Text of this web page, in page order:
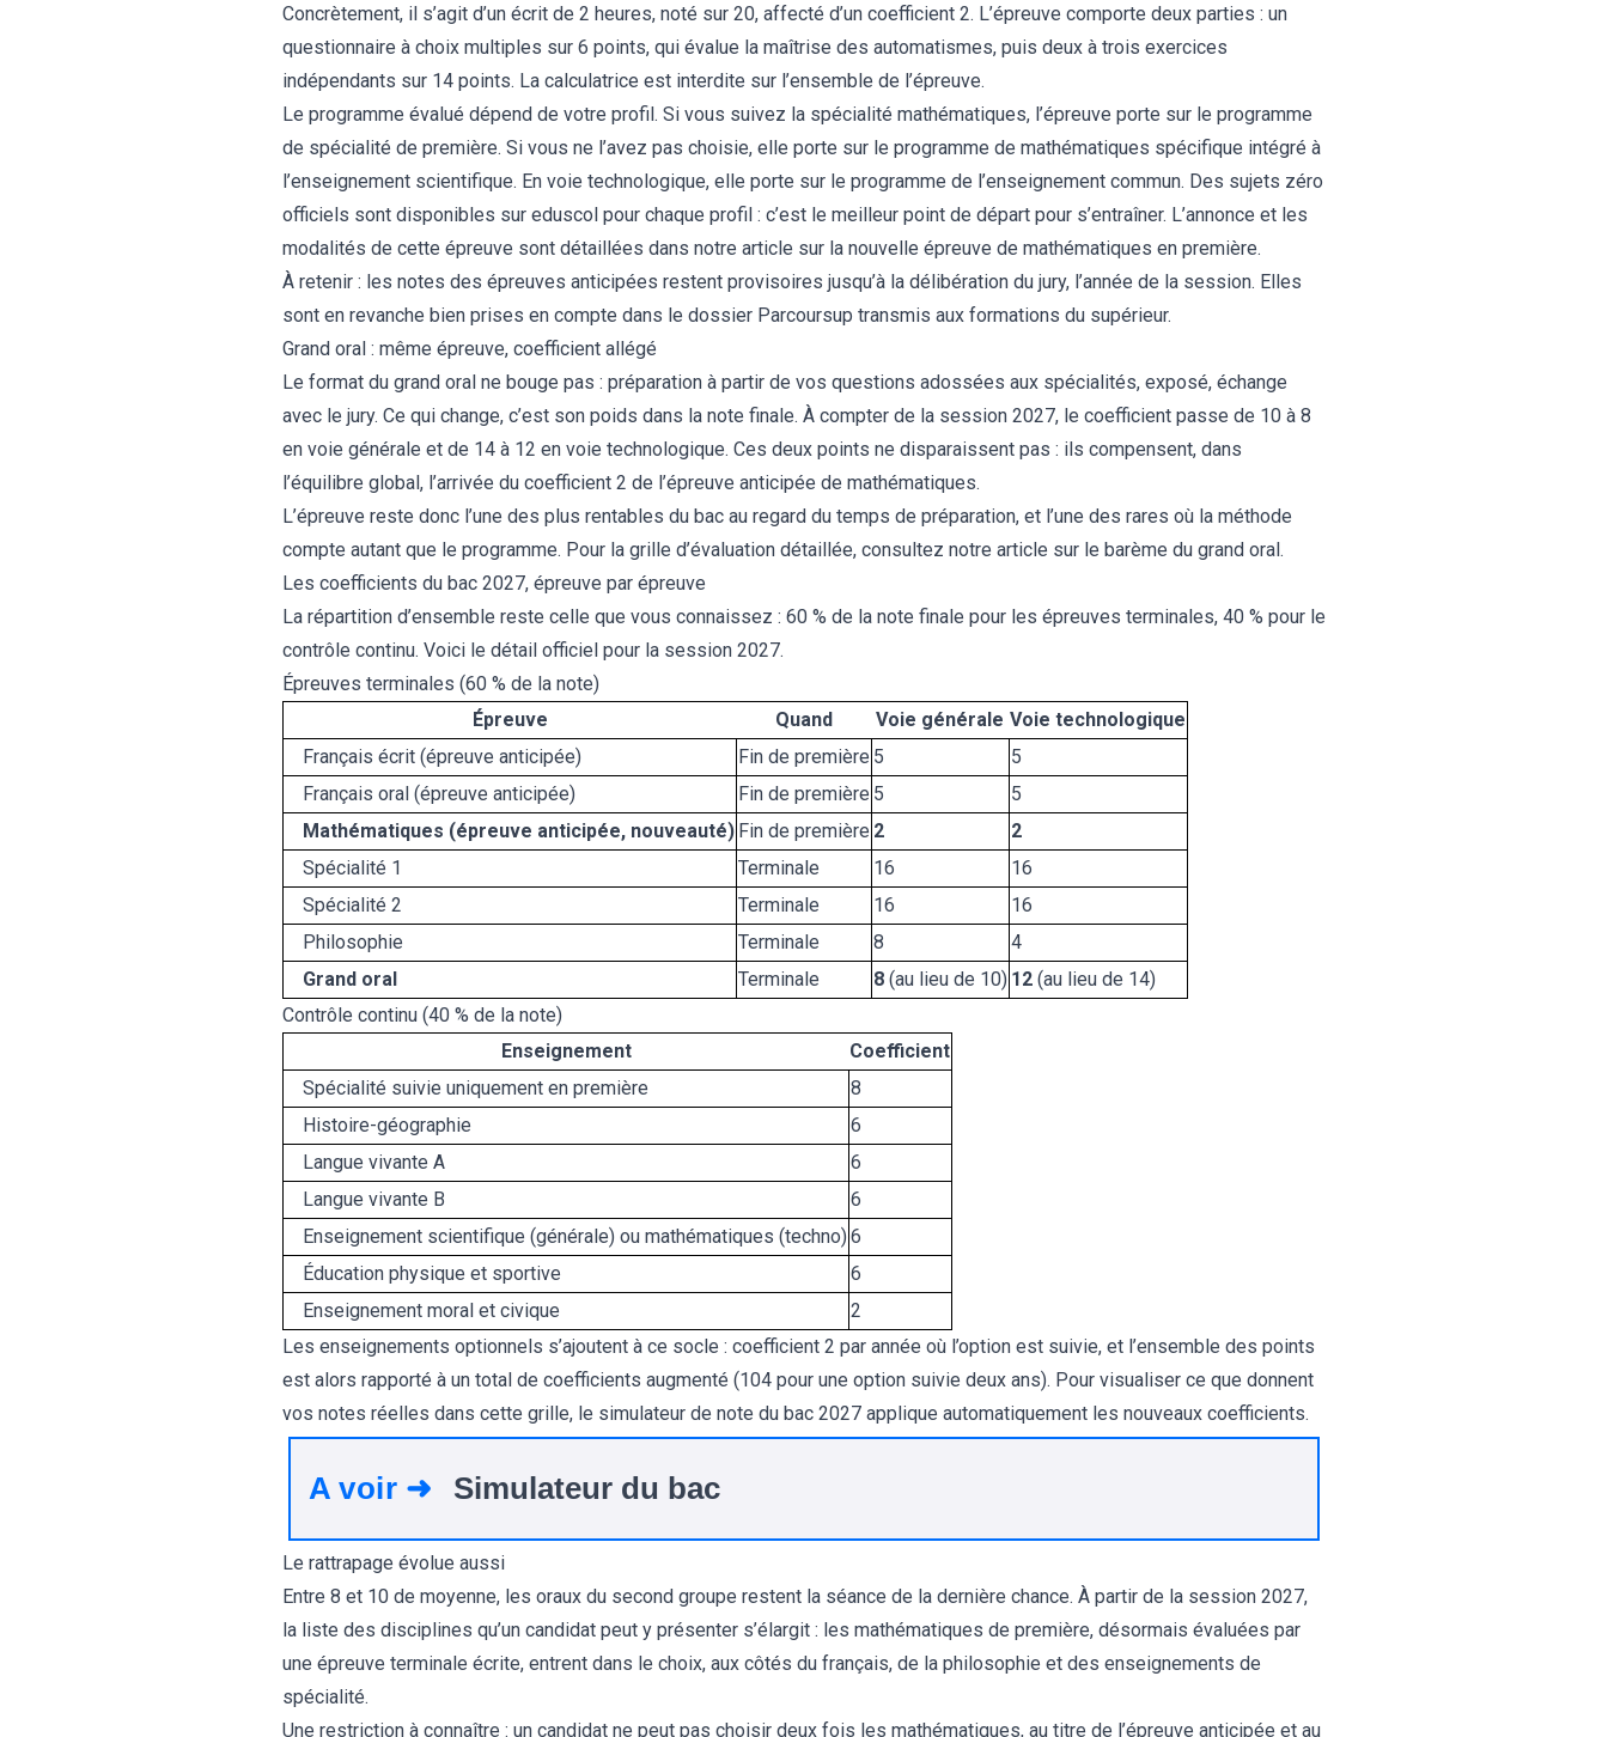
Concrètement, il s’agit d’un écrit de 2 heures, noté sur 20, affecté d’un coefficient 2. L’épreuve comporte deux parties : un
questionnaire à choix multiples sur 6 points, qui évalue la maîtrise des automatismes, puis deux à trois exercices
indépendants sur 14 points. La calculatrice est interdite sur l’ensemble de l’épreuve.
Le programme évalué dépend de votre profil. Si vous suivez la spécialité mathématiques, l’épreuve porte sur le programme
de spécialité de première. Si vous ne l’avez pas choisie, elle porte sur le programme de mathématiques spécifique intégré à
l’enseignement scientifique. En voie technologique, elle porte sur le programme de l’enseignement commun. Des sujets zéro
officiels sont disponibles sur eduscol pour chaque profil : c’est le meilleur point de départ pour s’entraîner. L’annonce et les
modalités de cette épreuve sont détaillées dans notre article sur la nouvelle épreuve de mathématiques en première.
À retenir : les notes des épreuves anticipées restent provisoires jusqu’à la délibération du jury, l’année de la session. Elles
sont en revanche bien prises en compte dans le dossier Parcoursup transmis aux formations du supérieur.
Grand oral : même épreuve, coefficient allégé
Le format du grand oral ne bouge pas : préparation à partir de vos questions adossées aux spécialités, exposé, échange
avec le jury. Ce qui change, c’est son poids dans la note finale. À compter de la session 2027, le coefficient passe de 10 à 8
en voie générale et de 14 à 12 en voie technologique. Ces deux points ne disparaissent pas : ils compensent, dans
l’équilibre global, l’arrivée du coefficient 2 de l’épreuve anticipée de mathématiques.
L’épreuve reste donc l’une des plus rentables du bac au regard du temps de préparation, et l’une des rares où la méthode
compte autant que le programme. Pour la grille d’évaluation détaillée, consultez notre article sur le barème du grand oral.
Les coefficients du bac 2027, épreuve par épreuve
La répartition d’ensemble reste celle que vous connaissez : 60 % de la note finale pour les épreuves terminales, 40 % pour le
contrôle continu. Voici le détail officiel pour la session 2027.
Épreuves terminales (60 % de la note)
Épreuve
Quand Voie générale Voie technologique
Français écrit (épreuve anticipée)
Fin de première 5
5
Français oral (épreuve anticipée)
Fin de première 5
5
Mathématiques (épreuve anticipée, nouveauté) Fin de première 2
2
Spécialité 1
Terminale 16
16
Spécialité 2
Terminale 16
16
Philosophie
Terminale 8
4
Grand oral
Terminale 8 (au lieu de 10) 12 (au lieu de 14)
Contrôle continu (40 % de la note)
Enseignement
Coefficient
Spécialité suivie uniquement en première
8
Histoire-géographie
6
Langue vivante A
6
Langue vivante B
6
Enseignement scientifique (générale) ou mathématiques (techno)6
Éducation physique et sportive
6
Enseignement moral et civique
2
Les enseignements optionnels s’ajoutent à ce socle : coefficient 2 par année où l’option est suivie, et l’ensemble des points
est alors rapporté à un total de coefficients augmenté (104 pour une option suivie deux ans). Pour visualiser ce que donnent
vos notes réelles dans cette grille, le simulateur de note du bac 2027 applique automatiquement les nouveaux coefficients.
A voir ➜ Simulateur du bac
Le rattrapage évolue aussi
Entre 8 et 10 de moyenne, les oraux du second groupe restent la séance de la dernière chance. À partir de la session 2027,
la liste des disciplines qu’un candidat peut y présenter s’élargit : les mathématiques de première, désormais évaluées par
une épreuve terminale écrite, entrent dans le choix, aux côtés du français, de la philosophie et des enseignements de
spécialité.
Une restriction à connaître : un candidat ne peut pas choisir deux fois les mathématiques, au titre de l’épreuve anticipée et au